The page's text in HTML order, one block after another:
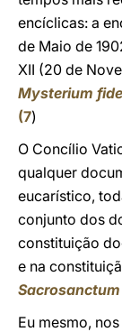
encíclicas: a
de Maio de
XII (20 de
Mysterium
(7)
O Concílio
qualquer
eucarístico,
conjunto dos
constituição
e na
Eu mesmo,